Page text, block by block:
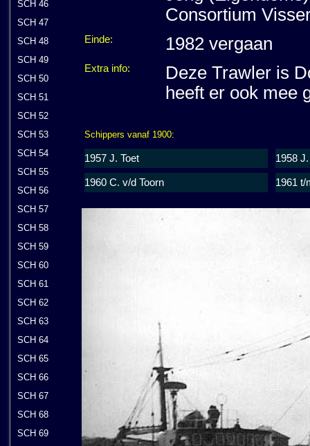
SCH 46
SCH 47
SCH 48
SCH 49
SCH 50
SCH 51
SCH 52
SCH 53
SCH 54
SCH 55
SCH 56
SCH 57
SCH 58
SCH 59
SCH 60
SCH 61
SCH 62
SCH 63
SCH 64
SCH 65
SCH 66
SCH 67
SCH 68
SCH 69
Consortium
Einde: 1982 vergaan
Extra info:
Deze Trawler is
heeft er ook mee
Schippers vanaf 1900:
1957 J. Toet 1958
1960 C. v/d Toorn 1961 t/